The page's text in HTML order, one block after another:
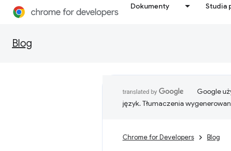
Dokumenty Studia
Blog
Google
język. Tłumaczenia
Chrome for Developers Blog